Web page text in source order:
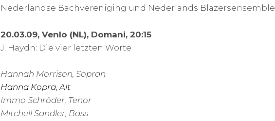
Nederlandse Bachvereniging und Nederlands Blazersensemble
20.03.09, Venlo (NL), Domani, 20:15
J. Haydn: Die vier letzten Worte
Hannah Morrison, Sopran
Hanna Kopra, Alt
Immo Schröder, Tenor
Mitchell Sandler, Bass